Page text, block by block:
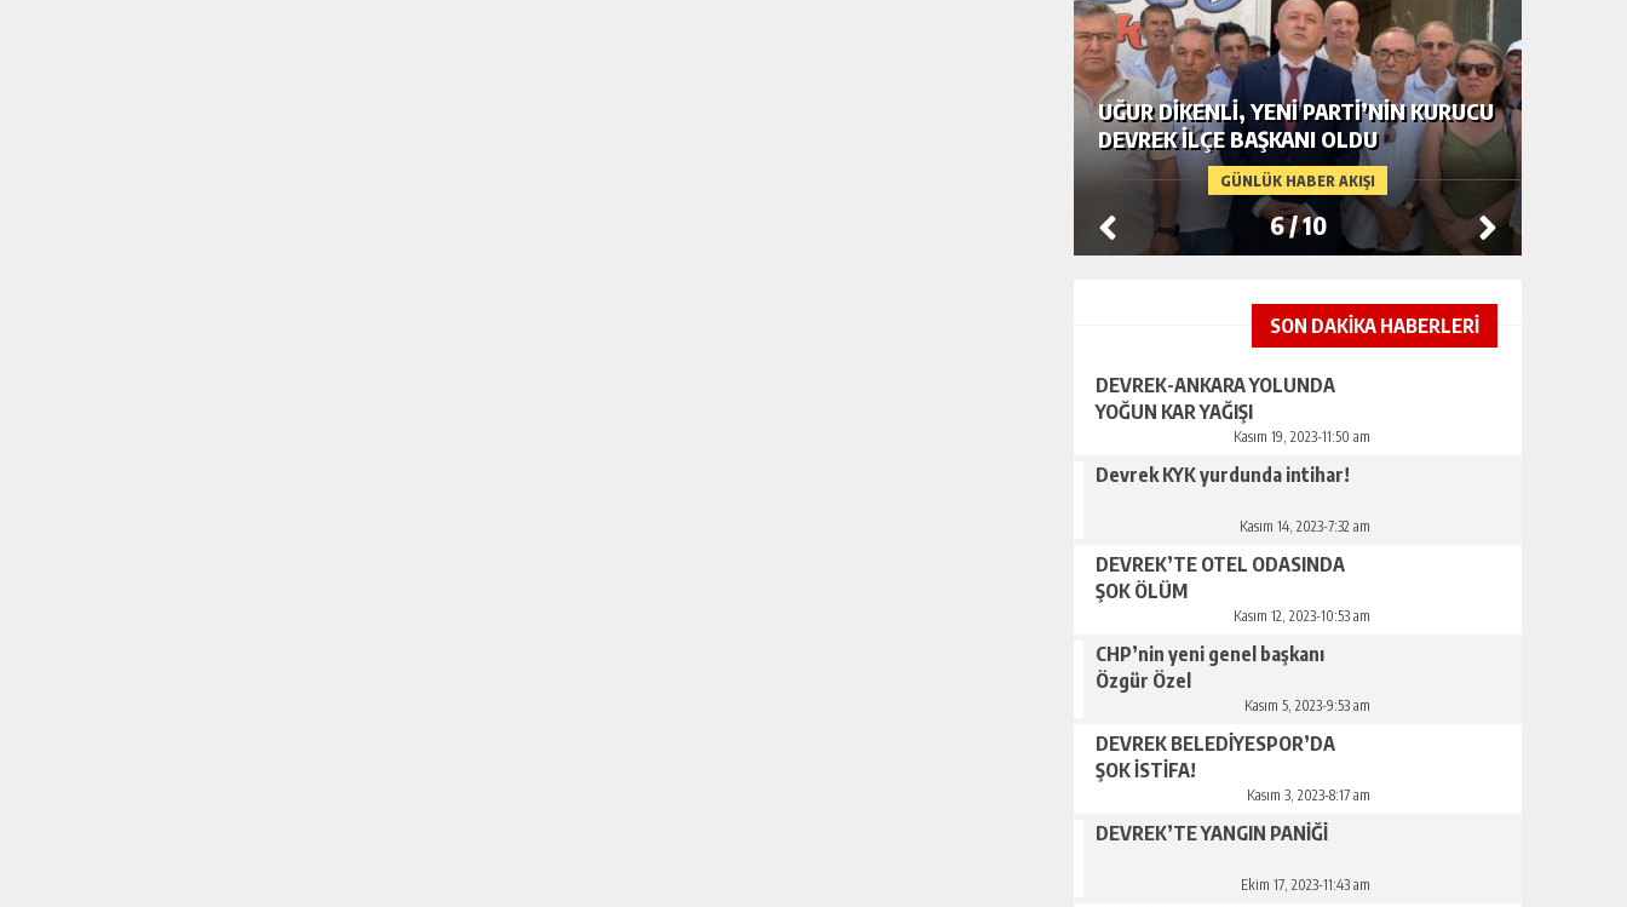
GÜNLÜK HABER AKIŞI
UĞUR DİKENLİ, YENİ PARTİ’NİN KURUCU
DEVREK İLÇE BAŞKANI OLDU
6/10
SON DAKİKA HABERLERİ
DEVREK-ANKARA YOLUNDA
YOĞUN KAR YAĞIŞI
Kasım 19, 2023-11:50 am
Devrek KYK yurdunda intihar!
Kasım 14, 2023-7:32 am
DEVREK’TE OTEL ODASINDA
ŞOK ÖLÜM
Kasım 12, 2023-10:53 am
CHP’nin yeni genel başkanı
Özgür Özel
Kasım 5, 2023-9:53 am
DEVREK BELEDİYESPOR’DA
ŞOK İSTİFA!
Kasım 3, 2023-8:17 am
DEVREK’TE YANGIN PANİĞİ
Ekim 17, 2023-11:43 am